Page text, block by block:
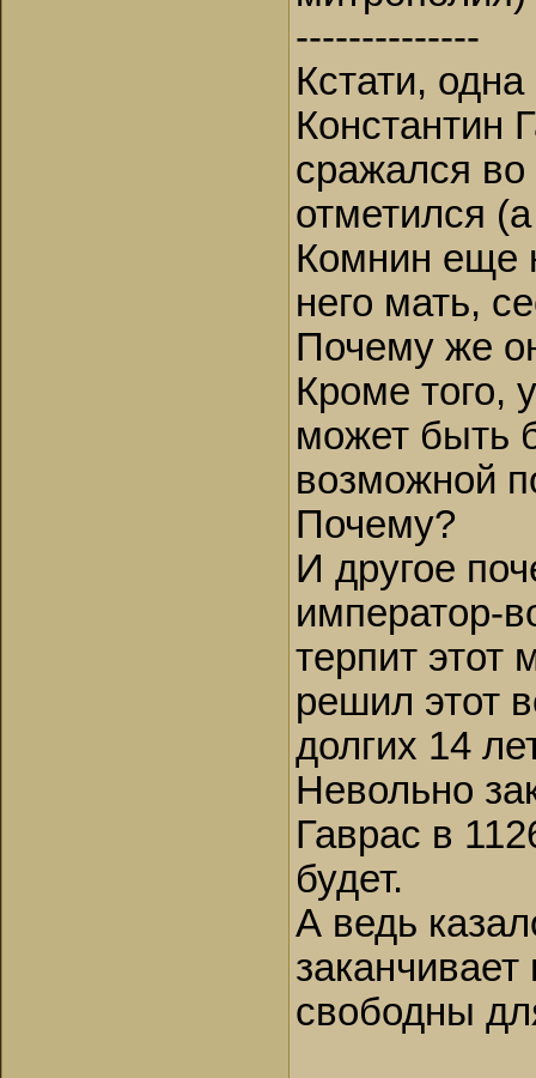
--------------
Кстати,
Константин
сражался во
отметился
Комнин еще
него мать,
Почему же
Кроме того,
может быть
возможной
Почему?
И другое
император-
терпит этот
решил этот
долгих 14
Невольно
Гаврас в
будет.
А ведь
свободны